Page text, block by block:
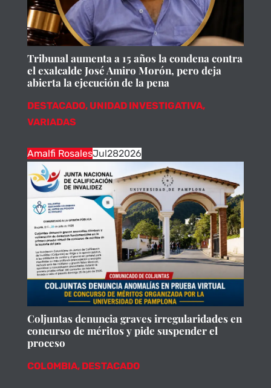
Tribunal aumenta a 15 años la condena contra
el exalcalde José Amiro Morón, pero deja
abierta la ejecución de la pena
DESTACADO, UNIDAD INVESTIGATIVA,
VARIADAS
Amalfi RosalesJul282026
Coljuntas denuncia graves irregularidades en
concurso de méritos y pide suspender el
proceso
COLOMBIA, DESTACADO